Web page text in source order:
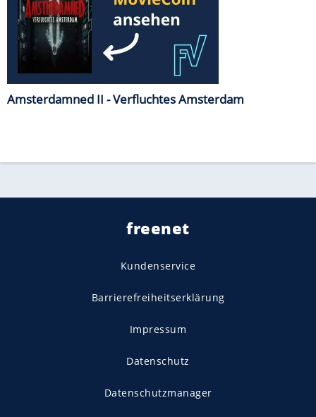
Amsterdamned II - Verfluchtes Amsterdam
freenet
Kundenservice
Barrierefreiheitserklärung
Impressum
Datenschutz
Datenschutzmanager